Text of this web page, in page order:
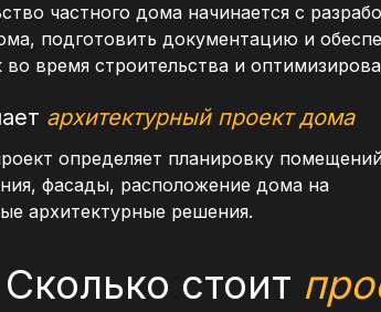
частного дома начинается с
подготовить документацию и
время строительства и
архитектурный проект дома
определяет планировку
фасады, расположение дома на
архитектурные решения.
Сколько стоит